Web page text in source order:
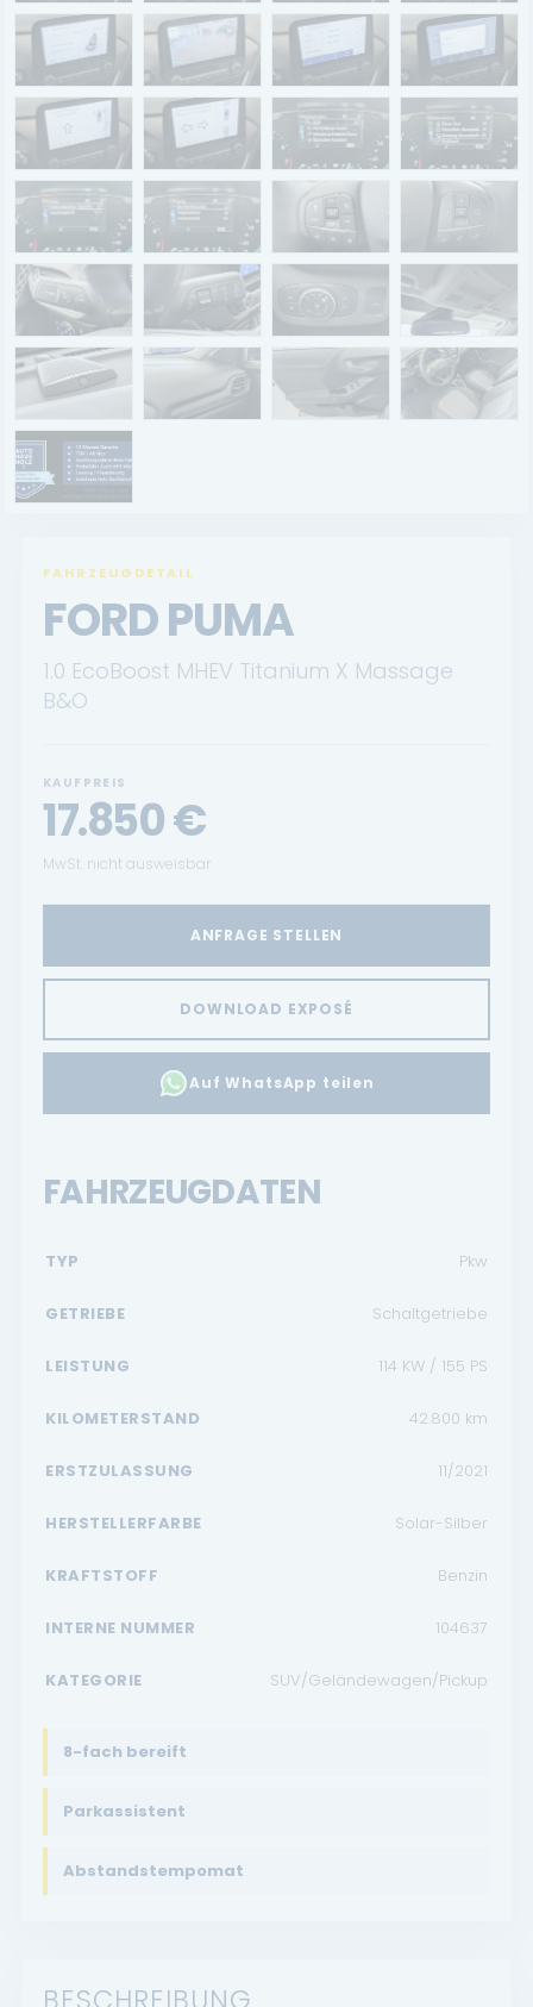
UNTERNEHMEN
Standort Landau
Standort Neustadt
Qualitätsversprechen
Tankstelle
Karriere
KONTAKT
FAHRZEUGDETAIL
FORD PUMA
1.0 EcoBoost MHEV Titanium X Massage
B&O
KAUFPREIS
17.850€
MwSt. nicht ausweisbar
ANFRAGE STELLEN
DOWNLOAD EXPOSÉ
Auf WhatsApp teilen
FAHRZEUGDATEN
TYP Pkw
GETRIEBE Schaltgetriebe
LEISTUNG 114 KW / 155 PS
KILOMETERSTAND 42.800 km
ERSTZULASSUNG 11/2021
HERSTELLERFARBE Solar-Silber
KRAFTSTOFF Benzin
INTERNE NUMMER 104637
KATEGORIE SUV/Geländewagen/Pickup
8-fach bereift
Parkassistent
Abstandstempomat
BESCHREIBUNG